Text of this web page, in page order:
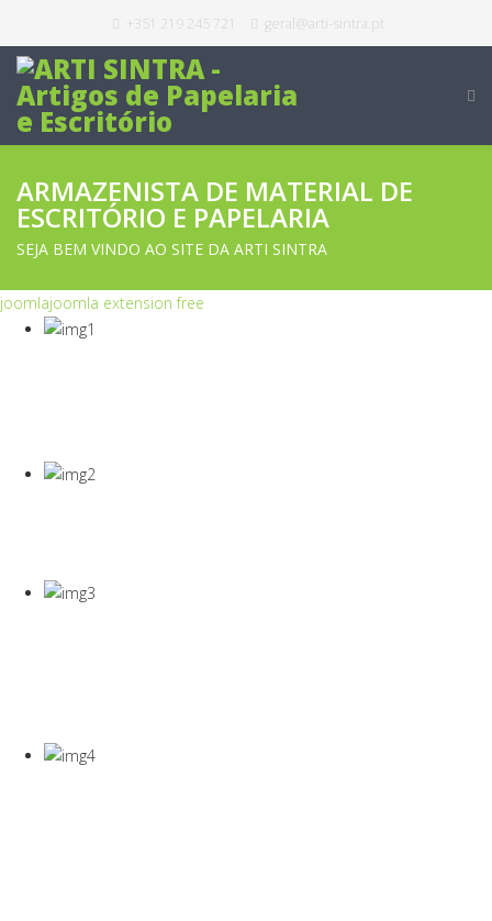
+351 219 245 721 geral@arti-sintra.pt
ARMAZENISTA DE MATERIAL DE
ESCRITÓRIO E PAPELARIA
SEJA BEM VINDO AO SITE DA ARTI SINTRA
joomlajoomla extension free